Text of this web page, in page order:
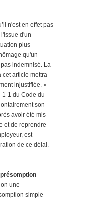
n'est en effet pas
d'un
plus
qu'un
indemnisé. La
cet article mettra
injustifiée. »
1-1 du Code du
son
avoir été mis
et de reprendre
est
de ce délai.
présomption
une
simple